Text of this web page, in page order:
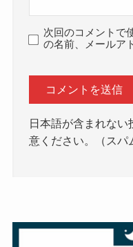
次回のコメントで
の名前、メールア
日本語が含まれない
意ください。（スパ